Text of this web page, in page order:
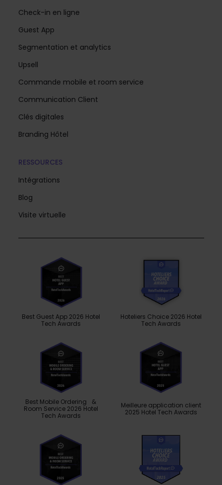
Check-in en ligne
Guest App
Segmentation et analytics
Upsell
Commande mobile et room service
Communication Client
Clés digitales
Branding Hôtel
RESSOURCES
Intégrations
Blog
Visite virtuelle
Best Guest App 2026 Hotel
Tech Awards
Hoteliers Choice 2026 Hotel
Tech Awards
Best Mobile Ordering &
Room Service 2026 Hotel
Tech Awards
Meilleure application client
2025 Hotel Tech Awards